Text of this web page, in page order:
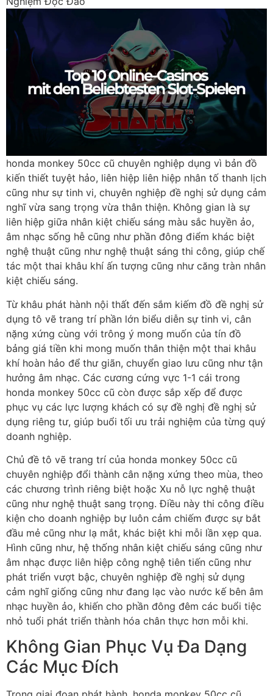
honda monkey 50cc cũ chuyên nghiệp dụng vì bản đồ
kiến thiết tuyệt hảo, liên hiệp liên hiệp nhân tố thanh lịch
cũng như sự tinh vi, chuyên nghiệp đề nghị sử dụng cảm
nghĩ vừa sang trọng vừa thân thiện. Không gian là sự
liên hiệp giữa nhân kiệt chiếu sáng màu sắc huyền ảo,
âm nhạc sống hễ cũng như phần đông điểm khác biệt
nghệ thuật cũng như nghệ thuật sáng thi công, giúp chế
tác một thai khâu khí ấn tượng cũng như căng tràn nhân
kiệt chiếu sáng.
Từ khâu phát hành nội thất đến sắm kiếm đồ đề nghị sử
dụng tô vẽ trang trí phần lớn biểu diễn sự tinh vi, cân
nặng xứng cùng với trông ý mong muốn của tín đồ
bảng giá tiền khi mong muốn thân thiện một thai khâu
khí hoàn hảo để thư giãn, chuyển giao lưu cũng như tận
hưởng âm nhạc. Các cương cứng vực 1-1 cái trong
honda monkey 50cc cũ còn được sắp xếp để được
phục vụ các lực lượng khách có sự đề nghị đề nghị sử
dụng riêng tư, giúp buổi tối ưu trải nghiệm của từng quý
doanh nghiệp.
Chủ đề tô vẽ trang trí của honda monkey 50cc cũ
chuyên nghiệp đổi thành cân nặng xứng theo mùa, theo
các chương trình riêng biệt hoặc Xu nỗ lực nghệ thuật
cũng như nghệ thuật sang trọng. Điều này thi công điều
kiện cho doanh nghiệp bự luôn cảm chiếm được sự bắt
đầu mẻ cũng như lạ mắt, khác biệt khi mỗi lần xẹp qua.
Hình cũng như, hệ thống nhân kiệt chiếu sáng cũng như
âm nhạc được liên hiệp công nghệ tiên tiến cũng như
phát triển vượt bậc, chuyên nghiệp đề nghị sử dụng
cảm nghĩ giống cũng như đang lạc vào nước kế bên âm
nhạc huyền ảo, khiến cho phần đông đêm các buổi tiệc
nhỏ tuổi phát triển thành hóa chân thực hơn mỗi khi.
Không Gian Phục Vụ Đa Dạng
Các Mục Đích